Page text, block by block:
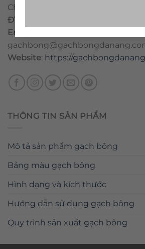
Chánh, Huyện Mộ Đức, Tỉnh
ĐT
Email
Website: https://
THÔNG TIN SẢN PHẨM
Mô tả sản phẩm gạch bông
Bảng màu gạch bông
Hình dạng và kích thước
Hướng dẫn sử dụng gạch bông
Quy trình sản xuất gạch bông